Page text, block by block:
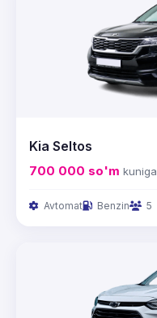
Kia Seltos
700 000 so'm kuniga
Avtomat Benzin 5